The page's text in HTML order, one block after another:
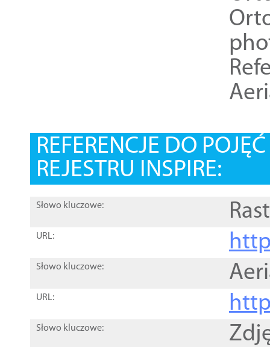
REFERENCJE DO
REJESTRU INSPIRE:
Słowo kluczowe:
URL:
Słowo kluczowe:
URL:
Słowo kluczowe: